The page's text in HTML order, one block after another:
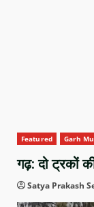
Featured Garh
गढ़: दो ट्रकों
Satya Prakash